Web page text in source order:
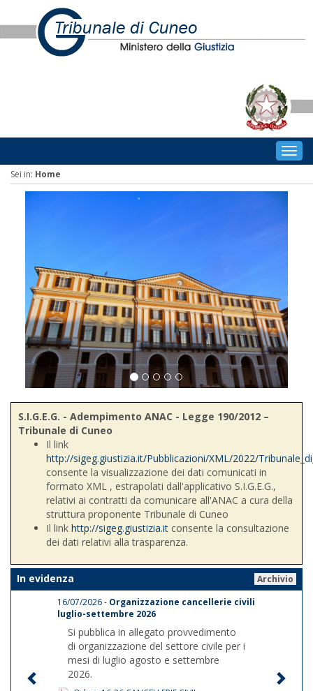
Sei in: Home
S.I.G.E.G. - Adempimento ANAC - Legge 190/2012 –
Tribunale di Cuneo
Il link
http://sigeg.giustizia.it/Pubblicazioni/XML/2022/
consente la visualizzazione dei dati comunicati in
formato XML , estrapolati dall'applicativo S.I.G.E.G.,
relativi ai contratti da comunicare all'ANAC a cura della
struttura proponente Tribunale di Cuneo
Il link http://sigeg.giustizia.it consente la consultazione
dei dati relativi alla trasparenza.
In evidenza
Archivio
16/07/2026 - Organizzazione cancellerie civili
luglio-settembre 2026
Si pubblica in allegato provvedimento
di organizzazione del settore civile per i
mesi di luglio agosto e settembre
2026.